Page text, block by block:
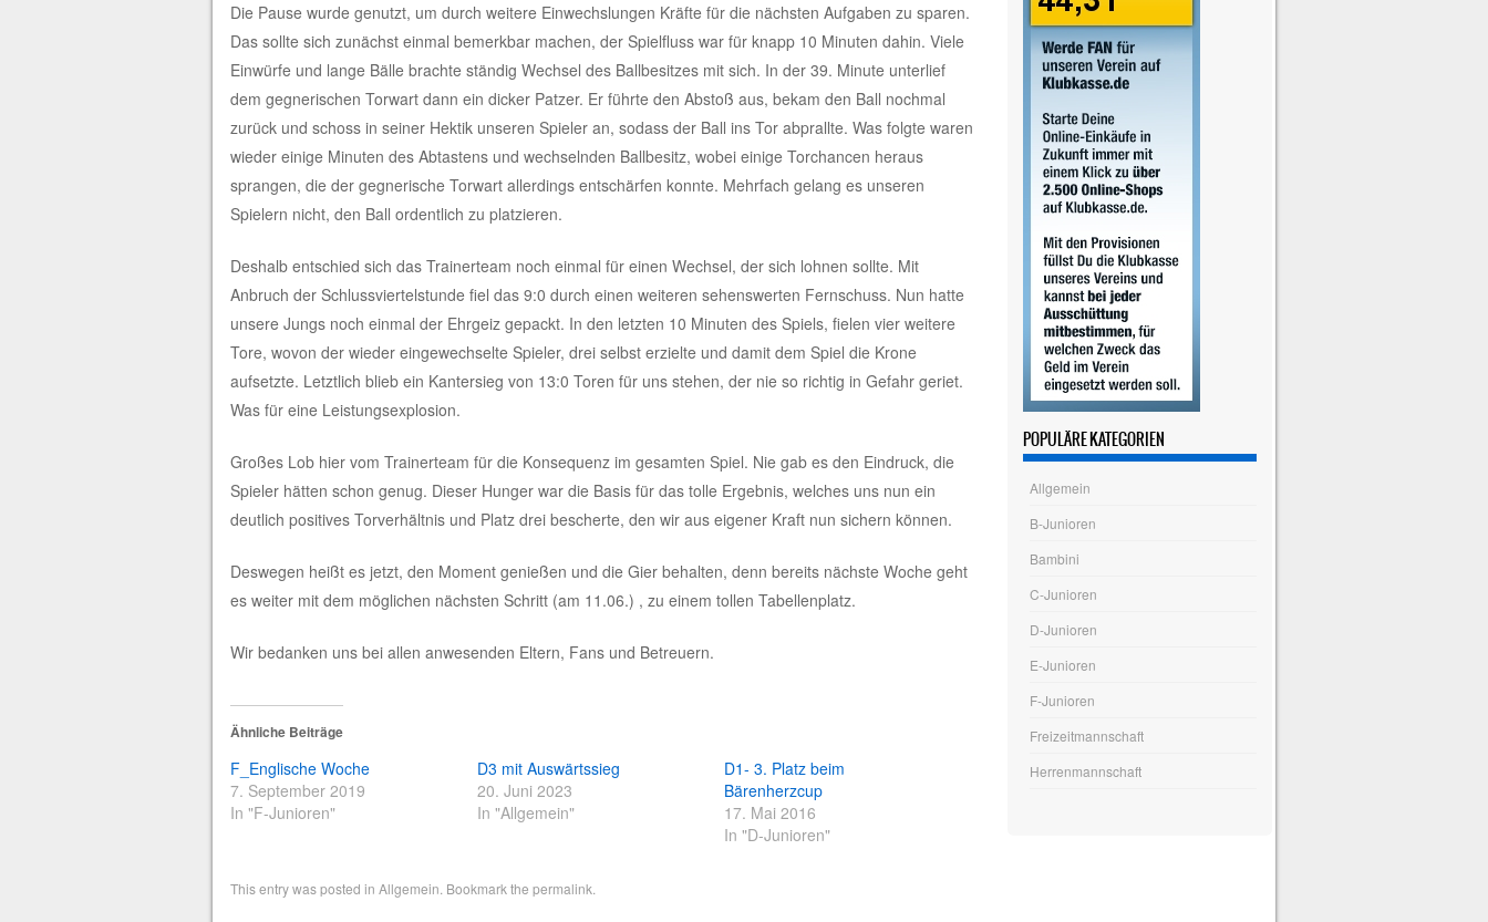
Die Pause wurde genutzt, um durch weitere Einwechslungen Kräfte für die nächsten Aufgaben zu sparen.
Das sollte sich zunächst einmal bemerkbar machen, der Spielfluss war für knapp 10 Minuten dahin. Viele
Einwürfe und lange Bälle brachte ständig Wechsel des Ballbesitzes mit sich. In der 39. Minute unterlief
dem gegnerischen Torwart dann ein dicker Patzer. Er führte den Abstoß aus, bekam den Ball nochmal
zurück und schoss in seiner Hektik unseren Spieler an, sodass der Ball ins Tor abprallte. Was folgte waren
wieder einige Minuten des Abtastens und wechselnden Ballbesitz, wobei einige Torchancen heraus
sprangen, die der gegnerische Torwart allerdings entschärfen konnte. Mehrfach gelang es unseren
Spielern nicht, den Ball ordentlich zu platzieren.
Deshalb entschied sich das Trainerteam noch einmal für einen Wechsel, der sich lohnen sollte. Mit
Anbruch der Schlussviertelstunde fiel das 9:0 durch einen weiteren sehenswerten Fernschuss. Nun hatte
unsere Jungs noch einmal der Ehrgeiz gepackt. In den letzten 10 Minuten des Spiels, fielen vier weitere
Tore, wovon der wieder eingewechselte Spieler, drei selbst erzielte und damit dem Spiel die Krone
aufsetzte. Letztlich blieb ein Kantersieg von 13:0 Toren für uns stehen, der nie so richtig in Gefahr geriet.
Was für eine Leistungsexplosion.
Großes Lob hier vom Trainerteam für die Konsequenz im gesamten Spiel. Nie gab es den Eindruck, die
Spieler hätten schon genug. Dieser Hunger war die Basis für das tolle Ergebnis, welches uns nun ein
deutlich positives Torverhältnis und Platz drei bescherte, den wir aus eigener Kraft nun sichern können.
Deswegen heißt es jetzt, den Moment genießen und die Gier behalten, denn bereits nächste Woche geht
es weiter mit dem möglichen nächsten Schritt (am 11.06.) , zu einem tollen Tabellenplatz.
Wir bedanken uns bei allen anwesenden Eltern, Fans und Betreuern.
Ähnliche Beiträge
F_Englische Woche
7. September 2019
In "F-Junioren"
D3 mit Auswärtssieg
20. Juni 2023
In "Allgemein"
D1- 3. Platz beim
Bärenherzcup
17. Mai 2016
In "D-Junioren"
This entry was posted in Allgemein . Bookmark the permalink
POPULÄRE KATEGORIEN
Allgemein
B-Junioren
Bambini
C-Junioren
D-Junioren
E-Junioren
F-Junioren
Freizeitmannschaft
Herrenmannschaft